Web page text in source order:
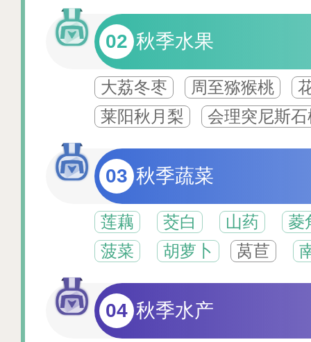
02 秋季水果
大荔冬枣 周至猕猴桃
莱阳秋月梨
会理突尼斯石
03 秋季蔬菜
莲藕 茭白 山药
菱
菠菜
胡萝卜 莴苣
04 秋季水产